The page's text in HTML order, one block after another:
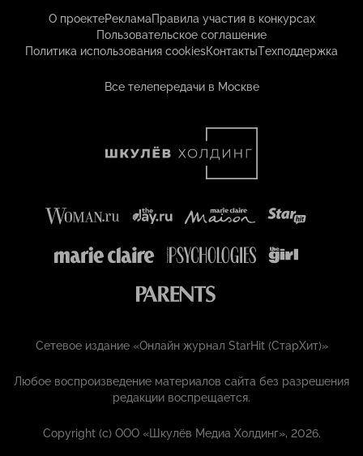
О проектеРекламаПравила участия в конкурсах
Пользовательское соглашение
Политика использования cookiesКонтактыТехподдержка
Все телепередачи в Москве
Сетевое издание «Онлайн журнал StarHit (СтарХит)»
Любое воспроизведение материалов сайта без разрешения
редакции воспрещается.
Copyright (с) ООО «Шкулёв Медиа Холдинг», 2026.